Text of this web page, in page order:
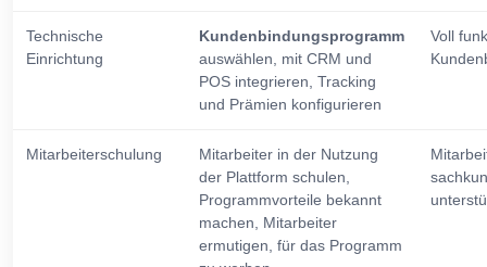
Technische
Einrichtung
Kundenbindungsprogramm
auswählen, mit CRM und
POS integrieren, Tracking
und Prämien konfigurieren
Voll
Mitarbeiterschulung
Mitarbeiter in der Nutzung
der Plattform schulen,
Programmvorteile bekannt
machen, Mitarbeiter
ermutigen, für das Programm